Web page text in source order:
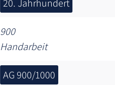
20. Jahrhundert
900
Handarbeit
AG 900/1000